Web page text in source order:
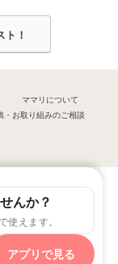
んか？
えます。
アプリで見る
！
ママリについて
・お取り組みのご相談